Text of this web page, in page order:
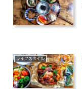
ライフスタイル